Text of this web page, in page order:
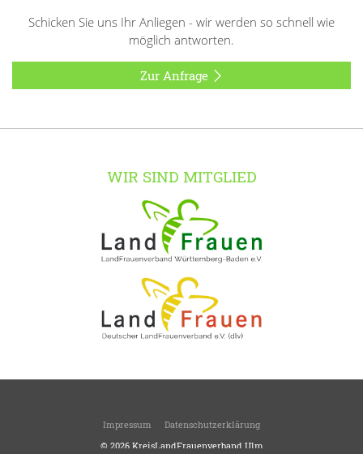
Schicken Sie uns Ihr Anliegen - wir werden so schnell wie
möglich antworten.
Zur Anfrage
WIR SIND MITGLIED
Impressum
Datenschutzerklärung
© 2026 KreisLandFrauenverband Ulm